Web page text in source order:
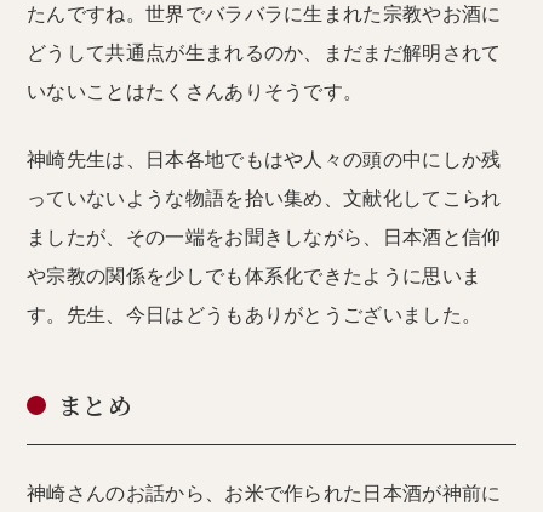
たんですね。世界でバラバラに生まれた宗教やお酒に
どうして共通点が生まれるのか、まだまだ解明されて
いないことはたくさんありそうです。
神崎先生は、日本各地でもはや人々の頭の中にしか残
っていないような物語を拾い集め、文献化してこられ
ましたが、その一端をお聞きしながら、日本酒と信仰
や宗教の関係を少しでも体系化できたように思いま
す。先生、今日はどうもありがとうございました。
まとめ
神崎さんのお話から、お米で作られた日本酒が神前に